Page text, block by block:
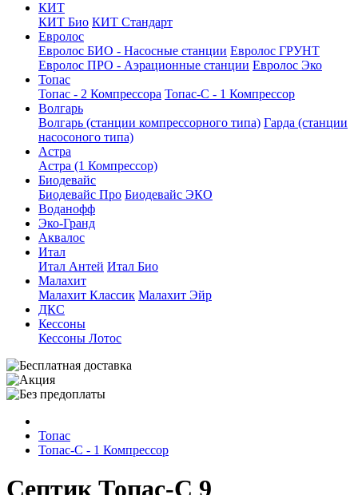
КИТ
КИТ Био КИТ Стандарт
Евролос
Евролос БИО - Насосные станции Евролос ГРУНТ
Евролос ПРО - Аэрационные станции Евролос Эко
Топас
Топас - 2 Компрессора Топас-С - 1 Компрессор
Волгарь
Волгарь (станции компрессорного типа) Гарда (станции
насосоного типа)
Астра
Астра (1 Компрессор)
Биодевайс
Биодевайс Про Биодевайс ЭКО
Воданофф
Эко-Гранд
Аквалос
Итал
Итал Антей Итал Био
Малахит
Малахит Классик Малахит Эйр
ДКС
Кессоны
Кессоны Лотос
Топас
Топас-С - 1 Компрессор
Септик Топас-С 9